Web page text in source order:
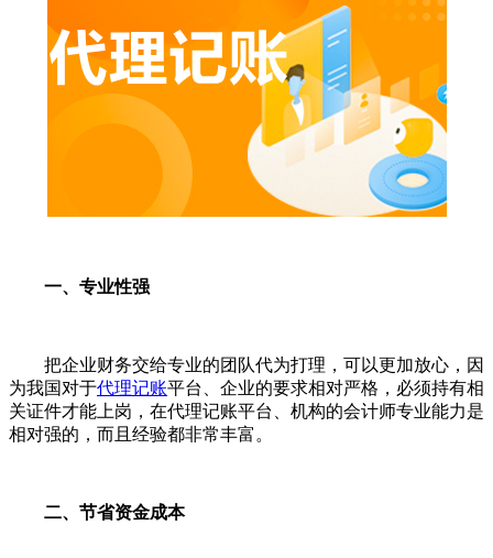
一、专业性强
把企业财务交给专业的团队代为打理，可以更加放心，因
为我国对于代理记账平台、企业的要求相对严格，必须持有相
关证件才能上岗，在代理记账平台、机构的会计师专业能力是
相对强的，而且经验都非常丰富。
二、节省资金成本